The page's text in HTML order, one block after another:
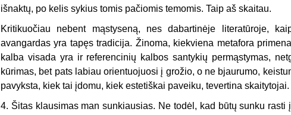
išnaktų, po kelis sykius tomis pačiomis temomis. Taip aš skaitau.
Kritikuočiau nebent mąstyseną, nes dabartinėje literatūroje,
avangardas yra tapęs tradicija. Žinoma, kiekviena metafora
kalba visada yra ir referencinių kalbos santykių permąstymas,
kūrimas, bet pats labiau orientuojuosi į grožio, o ne bjaurumo,
pavyksta, kiek tai įdomu, kiek estetiškai paveiku, tevertina skaitytojai.
4. Šitas klausimas man sunkiausias. Ne todėl, kad būtų sunku